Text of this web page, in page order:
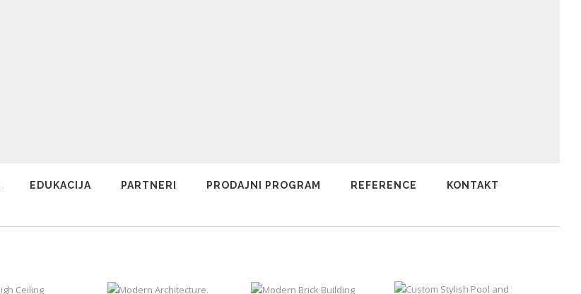
EDUKACIJA PARTNERI PRODAJNI PROGRAM REFERENCE
KONTAKT